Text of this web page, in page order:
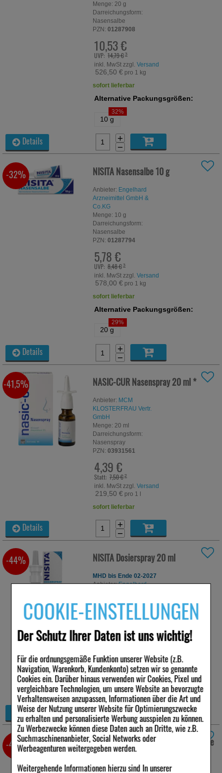
COOKIE-EINSTELLUNGEN
Der Schutz Ihrer Daten ist uns wichtig!
Für die ordnungsgemäße Funktion unserer Website (z.B.
Navigation, Warenkorb, Kundenkonto) setzen wir so genannte
Cookies ein. Darüber hinaus verwenden wir Cookies, Pixel und
vergleichbare Technologien, um unsere Website an bevorzugte
Verhaltensweisen anzupassen, Informationen über die Art und
Weise der Nutzung unserer Website für Optimierungszwecke
zu erhalten und personalisierte Werbung ausspielen zu können.
Zu Werbezwecke können diese Daten auch an Dritte, wie z.B.
Suchmaschinenanbieter, Social Networks oder
Werbeagenturen weitergegeben werden.
Weitergehende Informationen hierzu sind In unserer
Menge: 20 g
Darreichungsform:
Nasensalbe
PZN: 01287908
10,53 €
UVP: 14,79 €³
inkl. MwSt zzgl.Versand
526,50 € pro 1 kg
sofort lieferbar
Alternative Packungsgrößen:
10 g
32%
+
−
Details
NISITA Nasensalbe10 g
Anbieter: Engelhard
Arzneimittel GmbH &
Co.KG
Menge: 10 g
Darreichungsform:
Nasensalbe
PZN: 01287794
5,78 €
UVP: 8,48 €³
inkl. MwSt zzgl.Versand
578,00 € pro 1 kg
-32%
sofort lieferbar
Alternative Packungsgrößen:
20 g
29%
+
−
Details
NASIC-CUR Nasenspray20 ml*
Anbieter: MCM
KLOSTERFRAU Vertr.
GmbH
Menge: 20 ml
Darreichungsform:
Nasenspray
PZN: 03931561
4,39 €
Statt: 7,50 €²
inkl. MwSt zzgl.Versand
219,50 € pro 1 l
-41,5%
sofort lieferbar
+
−
Details
NISITA Dosierspray20 ml
MHD bis Ende 02-2027
Anbieter: Engelhard
Menge: 20
ml
Darreichungsform:
PZN: 01287280
4,19 €
UVP: 7,49 €³
inkl. MwSt zzgl.Versand
209,50 €pro 1 l
-44%
sofort lieferbar
+
−
Details
OLYNTH salin Nasendosierspray ohne
Konservierungs.
MHD bis Ende 03-2027
-49%